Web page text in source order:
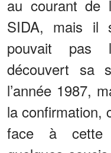
au courant de
SIDA, mais il
pouvait pas
découvert sa
l’année 1987,
la confirmation,
face à cette